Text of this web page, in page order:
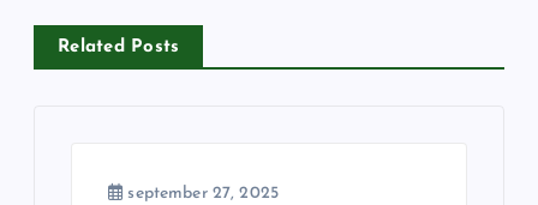
Related Posts
september 27, 2025